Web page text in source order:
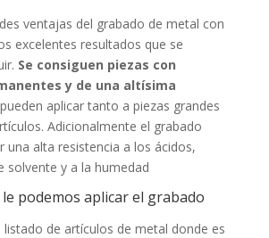
ventajas del grabado de metal con
excelentes resultados que se
Se consiguen piezas con
y de una altísima
aplicar tanto a piezas grandes
Adicionalmente el grabado
una alta resistencia a los ácidos,
solvente y a la humedad
le podemos aplicar el grabado
de artículos de metal donde es